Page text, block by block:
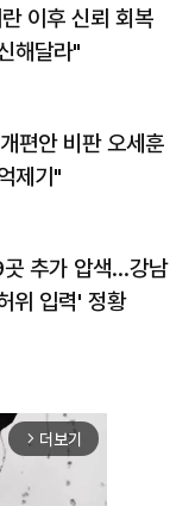
이후 신뢰 회복
해달라"
편안 비판 오세훈
제기"
추가 압색…강남
위 입력' 정황
arrow_forward_ios 더보기